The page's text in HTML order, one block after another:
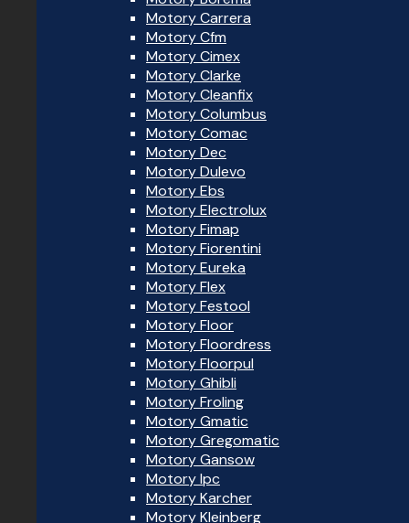
Motory Carrera
Motory Cfm
Motory Cimex
Motory Clarke
Motory Cleanfix
Motory Columbus
Motory Comac
Motory Dec
Motory Dulevo
Motory Ebs
Motory Electrolux
Motory Fimap
Motory Fiorentini
Motory Eureka
Motory Flex
Motory Festool
Motory Floor
Motory Floordress
Motory Floorpul
Motory Ghibli
Motory Froling
Motory Gmatic
Motory Gregomatic
Motory Gansow
Motory Ipc
Motory Karcher
Motory Kleinberg